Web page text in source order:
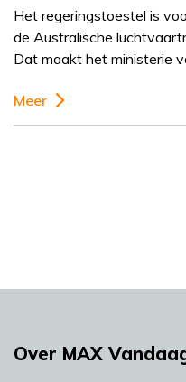
Het regeringstoestel is
de Australische
Dat maakt het ministerie
Meer
Over MAX